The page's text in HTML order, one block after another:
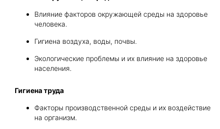
Влияние факторов окружающей среды на здоровье
человека.
Гигиена воздуха, воды, почвы.
Экологические проблемы и их влияние на здоровье
населения.
Гигиена труда
Факторы производственной среды и их воздействие
на организм.